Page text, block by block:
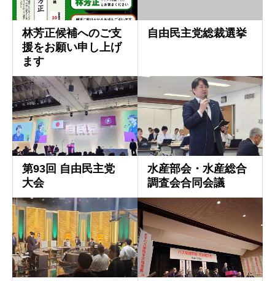
林芳正候補へのご支
援をお願い申し上げ
ます
自由民主党総裁選挙
第93回 自由民主党
大会
水産部会・水産総合
調査会合同会議